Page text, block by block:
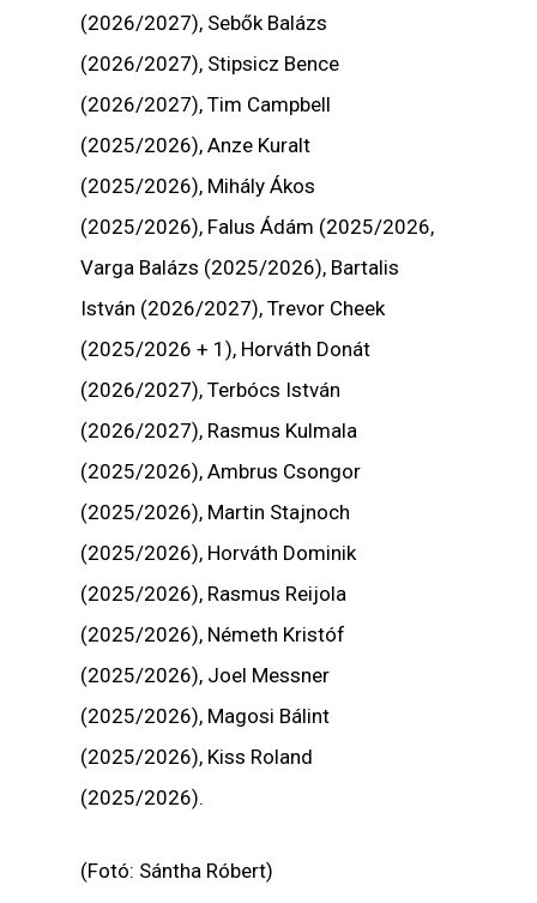
(2026/2027), Sebők Balázs
(2026/2027), Stipsicz Bence
(2026/2027), Tim Campbell
(2025/2026), Anze Kuralt
(2025/2026), Mihály Ákos
(2025/2026), Falus Ádám (2025/2026,
Varga Balázs (2025/2026), Bartalis
István (2026/2027), Trevor Cheek
(2025/2026 + 1), Horváth Donát
(2026/2027), Terbócs István
(2026/2027), Rasmus Kulmala
(2025/2026), Ambrus Csongor
(2025/2026), Martin Stajnoch
(2025/2026), Horváth Dominik
(2025/2026), Rasmus Reijola
(2025/2026), Németh Kristóf
(2025/2026), Joel Messner
(2025/2026), Magosi Bálint
(2025/2026), Kiss Roland
(2025/2026).
(Fotó: Sántha Róbert)